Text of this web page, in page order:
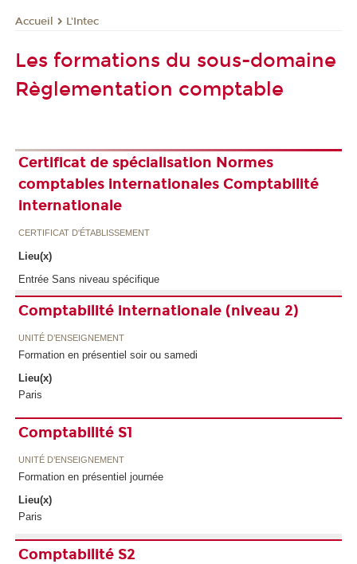
Accueil L'Intec
Les formations du sous-domaine
Règlementation comptable
Certificat de spécialisation Normes
comptables internationales Comptabilité
internationale
CERTIFICAT D'ÉTABLISSEMENT
Lieu(x)
Entrée Sans niveau spécifique
Comptabilité internationale (niveau 2)
UNITÉ D’ENSEIGNEMENT
Formation en présentiel soir ou samedi
Lieu(x)
Paris
Comptabilité S1
UNITÉ D’ENSEIGNEMENT
Formation en présentiel journée
Lieu(x)
Paris
Comptabilité S2